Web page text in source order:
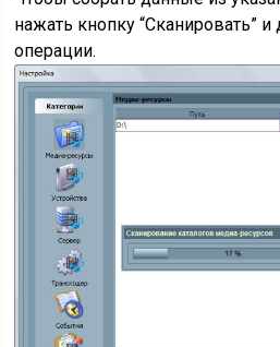
нажать кнопку “Сканировать”
операции.